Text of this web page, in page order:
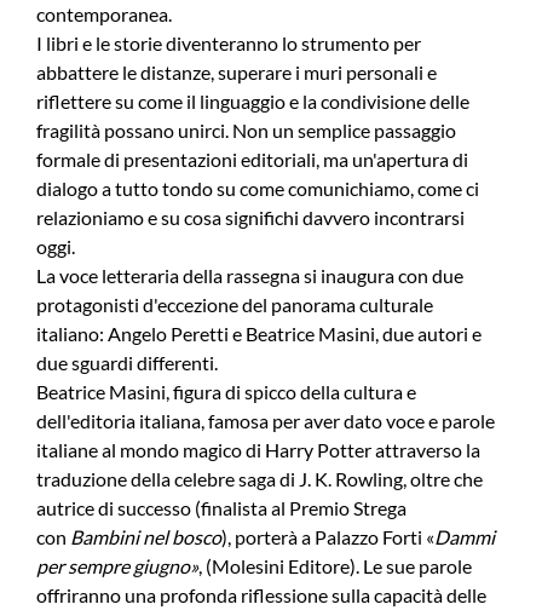
contemporanea.
I libri e le storie diventeranno lo strumento per
abbattere le distanze, superare i muri personali e
riflettere su come il linguaggio e la condivisione delle
fragilità possano unirci. Non un semplice passaggio
formale di presentazioni editoriali, ma un'apertura di
dialogo a tutto tondo su come comunichiamo, come ci
relazioniamo e su cosa significhi davvero incontrarsi
oggi.
La voce letteraria della rassegna si inaugura con due
protagonisti d'eccezione del panorama culturale
italiano: Angelo Peretti e Beatrice Masini, due autori e
due sguardi differenti.
Beatrice Masini, figura di spicco della cultura e
dell'editoria italiana, famosa per aver dato voce e parole
italiane al mondo magico di Harry Potter attraverso la
traduzione della celebre saga di J. K. Rowling, oltre che
autrice di successo (finalista al Premio Strega
con Bambini nel bosco), porterà a Palazzo Forti «Dammi
per sempre giugno», (Molesini Editore). Le sue parole
offriranno una profonda riflessione sulla capacità delle